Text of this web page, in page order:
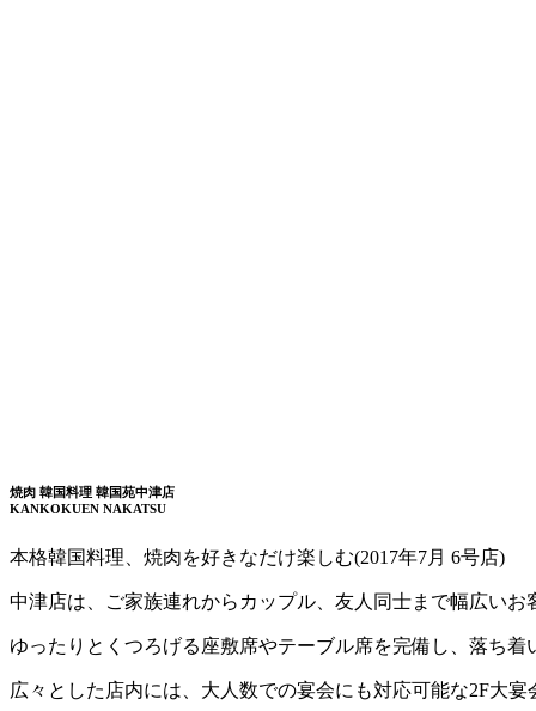
焼肉 韓国料理 韓国苑中津店
KANKOKUEN NAKATSU
本格韓国料理、焼肉を好きなだけ楽しむ(2017年7月 6号店)
中津店は、ご家族連れからカップル、友人同士まで幅広い
ゆったりとくつろげる座敷席やテーブル席を完備し、落ち
広々とした店内には、大人数での宴会にも対応可能な2F大